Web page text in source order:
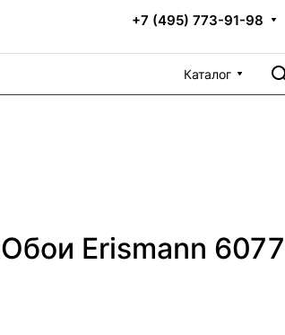
+7 (495) 773-91-98
Каталог
Обои Erismann